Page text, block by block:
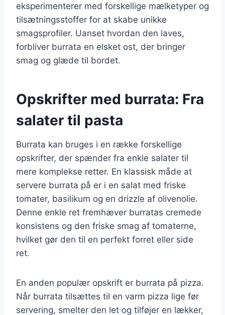
eksperimenterer med forskellige mælketyper og
tilsætningsstoffer for at skabe unikke
smagsprofiler. Uanset hvordan den laves,
forbliver burrata en elsket ost, der bringer
smag og glæde til bordet.
Opskrifter med burrata: Fra
salater til pasta
Burrata kan bruges i en række forskellige
opskrifter, der spænder fra enkle salater til
mere komplekse retter. En klassisk måde at
servere burrata på er i en salat med friske
tomater, basilikum og en drizzle af olivenolie.
Denne enkle ret fremhæver burratas cremede
konsistens og den friske smag af tomaterne,
hvilket gør den til en perfekt forret eller side
ret.
En anden populær opskrift er burrata på pizza.
Når burrata tilsættes til en varm pizza lige før
servering, smelter den let og tilføjer en lækker,